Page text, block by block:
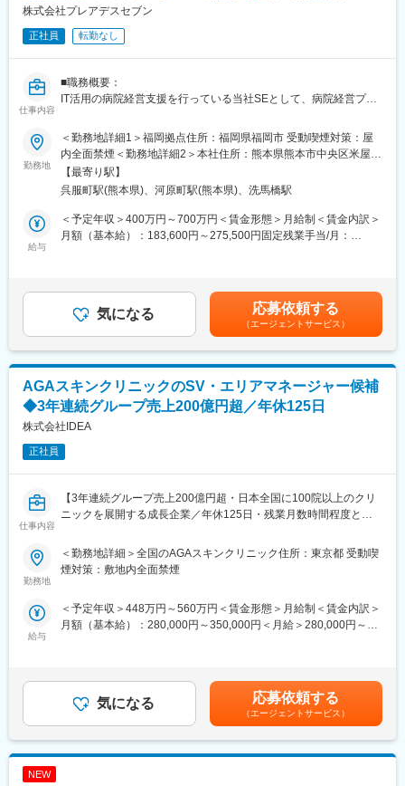
す。
■当社の特徴/魅力：
・九州地場において電子カルテなどの医療ICTサービスを展開する
グループ会社「システムクレオ株式会社」の「ここりんく」事業
部の事業拡大に伴い、2020年5月に発足致しました。新興企業で
はない為、既に導入実績や商談案件、ノウハウの蓄積がございま
・当社は「システムクレオ株式会社」からの転籍者6名、中途入社
者2名の計8名によって構成されております（男性5名、女性3
名）。少数精鋭ながらも全国的にお客様を増やしている成長企業
です。上司・部下の壁のない大変フラットな社風で、なんでも話
・また、当社には社員で構成される委員会があり、その委員会に
て事業計画の立案・予算作成や、人事から稟議決算に至る企業運
変更の範囲：会社の定める業務
株式会社プレアデスセブン
正社員 転勤なし
仕事内容
■職務概要：
IT活用の病院経営支援を行っている当社SEとして、病院経営プラ
だきます。
■職務詳細：
・開発業務（フロントエンド、バックエンド）
・クライアントとの打合せ
・導入、保守 等
することで病院経営のサポートを行います。
・入社後は、医療業界の知識研修を実施します。2～3ヶ月間程度
を予定。知識研修と並行して当社のビジョン研修、開発言語研修
当社は設立からまだ間もなく、今が黎明期にあたります。その
為、将来的な幹部候補として活躍いただける方を求めておりま
す。
■当社の特徴/魅力：
・九州地場において電子カルテなどの医療ICTサービスを展開する
グループ会社「システムクレオ株式会社」の「ここりんく」事業
部の事業拡大に伴い、2020年5月に発足致しました。新興企業で
はない為、既に導入実績や商談案件、ノウハウの蓄積がございま
・当社は「システムクレオ株式会社」からの転籍者6名、中途入社
者2名の計8名によって構成されております（男性5名、女性3
です。上司・部下の壁のない大変フラットな社風で、なんでも話
せるような雰囲気があります。
経営、研修企画、人事採用などから希望の委員会に所属していた
だき、業務外でのキャリアアップを図ることも可能です。
勤務地
＜勤務地詳細1＞福岡拠点住所：福岡県福岡市 受動喫煙対策：屋
内全面禁煙＜勤務地詳細2＞本社住所：熊本県熊本市中央区米屋町
1-7 CORLUX米屋町6F勤務地最寄駅：熊本市電A系統 線／呉服町
駅受動喫煙対策：屋内全面禁煙変更の範囲：会社の定める事業所
【最寄り駅】
呉服町駅(熊本県)、河原町駅(熊本県)、洗馬橋駅
給与
＜予定年収＞400万円～700万円＜賃金形態＞月給制＜賃金内訳＞
月額（基本給）：183,600円～275,500円固定残業手当/月：
給与詳細は経験・能力を考慮し、相談の上決定します。※上記年収
は初年度の想定年収です。■昇給：年1回（5月）■賞与：年2回（7
月・12月）■業務連勤賞与あり賃金はあくまでも目安の金額であ
り、選考を通じて上下する可能性があります。月給(月額)は固定手
当を含めた表記です。
気になる 応募依頼する
（エージェントサービス）
AGAスキンクリニックのSV・エリアマネージャー候補
◆3年連続グループ売上200億円超／年休125日
株式会社IDEA
正社員
仕事内容
【3年連続グループ売上200億円超・日本全国に100院以上のクリ
ニックを展開する成長企業／年休125日・残業月数時間程度とメ
■業務内容：
全国に展開している発毛専門クリニック「AGAスキンクリニッ
※初任地に関しては、選考を通じてご希望をお伺いし、考慮した上
で決定いたします。
・クリニックスタッフの採用業務（面接など）
・受付スタッフの教育、指導、マネジメント
・本部会議への参加
・各種研修参加（年数回）
・各種トラブル対応（設備関連・クレーム）、改善対応
勤務地
＜勤務地詳細＞全国のAGAスキンクリニック住所：東京都 受動喫
煙対策：敷地内全面禁煙
給与
＜予定年収＞448万円～560万円＜賃金形態＞月給制＜賃金内訳＞
月額（基本給）：280,000円～350,000円＜月給＞280,000円～
額であり、選考を通じて上下する可能性があります。月給(月額)は
固定手当を含めた表記です。
気になる 応募依頼する
（エージェントサービス）
NEW